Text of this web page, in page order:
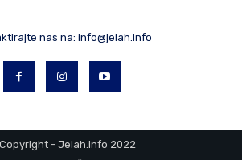
nas na: info@jelah.info
- Jelah.info 2022